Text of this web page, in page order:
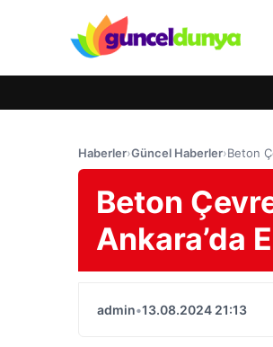
Haberler›Güncel Haberler›Beton
Beton
Ankara’da
admin•13.08.2024 21:13